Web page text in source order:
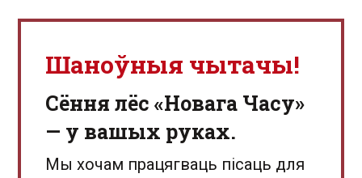
Шаноўныя чытачы!
Сёння лёс «Новага Часу»
— у вашых руках.
Мы хочам працягваць пісаць для